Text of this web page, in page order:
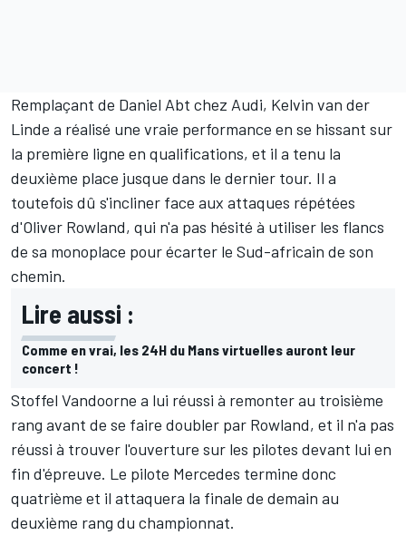
Remplaçant de Daniel Abt chez Audi, Kelvin van der
Linde a réalisé une vraie performance en se hissant sur
la première ligne en qualifications, et il a tenu la
deuxième place jusque dans le dernier tour. Il a
toutefois dû s'incliner face aux attaques répétées
d'Oliver Rowland, qui n'a pas hésité à utiliser les flancs
de sa monoplace pour écarter le Sud-africain de son
chemin.
Lire aussi :
Comme en vrai, les 24H du Mans virtuelles auront leur
concert !
Stoffel Vandoorne a lui réussi à remonter au troisième
rang avant de se faire doubler par Rowland, et il n'a pas
réussi à trouver l'ouverture sur les pilotes devant lui en
fin d'épreuve. Le pilote Mercedes termine donc
quatrième et il attaquera la finale de demain au
deuxième rang du championnat.